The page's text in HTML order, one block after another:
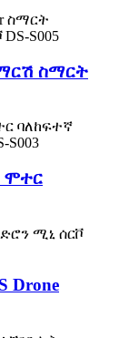
ማርሽ ስማርት
ሞተር
Drone